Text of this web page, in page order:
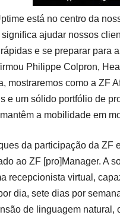
está no centro da
ajudar nossos
e se preparar para
Philippe Colpron,
mostraremos como a ZF
e um sólido portfólio de
a mobilidade em
da participação da ZF
ao ZF [pro]Manager. A
recepcionista virtual,
dia, sete dias por
de linguagem natural,